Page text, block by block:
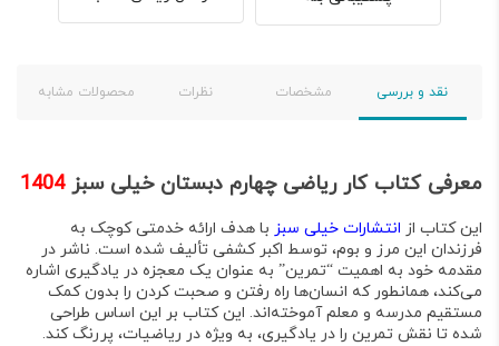
نقد و بررسی مشخصات نظرات محصولات مشابه
معرفی کتاب کار ریاضی چهارم دبستان خیلی سبز1404
این کتاب از انتشارات خیلی سبز با هدف ارائه خدمتی کوچک به
فرزندان این مرز و بوم، توسط اکبر کشفی تألیف شده است. ناشر در
مقدمه خود به اهمیت “تمرین” به عنوان یک معجزه در یادگیری اشاره
می‌کند، همانطور که انسان‌ها راه رفتن و صحبت کردن را بدون کمک
مستقیم مدرسه و معلم آموخته‌اند. این کتاب بر این اساس طراحی
شده تا نقش تمرین را در یادگیری، به ویژه در ریاضیات، پررنگ کند.